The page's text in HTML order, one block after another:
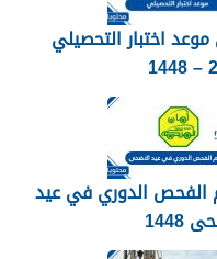
اختبار التحصيلي
الفحص الدوري في عيد